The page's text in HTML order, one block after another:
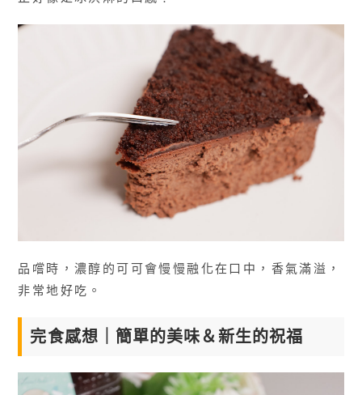
品嚐時，濃醇的可可會慢慢融化在口中，香氣滿溢，
非常地好吃。
完食感想｜簡單的美味＆新生的祝福